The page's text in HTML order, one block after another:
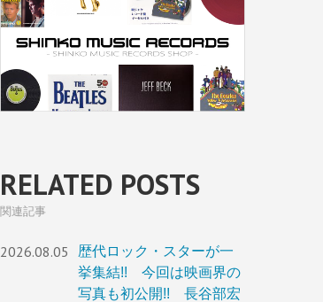
RELATED POSTS
関連記事
2026.08.05
歴代ロック・スターが一
挙集結!! 今回は映画界の
写真も初公開!! 長谷部宏